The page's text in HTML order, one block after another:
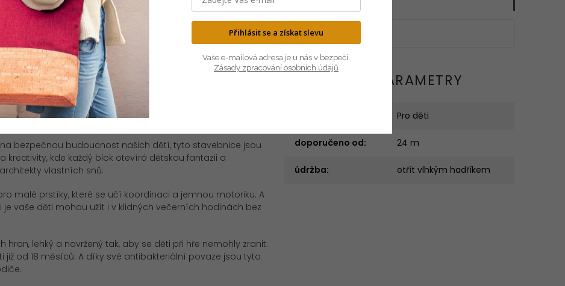
DISKUZE
moderních hraček, který propojuje nekonečnou zábavu s
prostředí.
bezpečnou budoucnost našich dětí, tyto stavebnice jsou
kreativity, kde každý blok otevírá dětskou fantazii a
vlastních snů.
malé prstíky, které se učí koordinaci a jemnou motoriku. A
je vaše děti mohou užít i v klidných večerních hodinách bez
lehký a navržený tak, aby se děti při hře nemohly zranit.
již od 18 měsíců. A díky své antibakteriální povaze jsou tyto
DOPLŇKOVÉ PARAMETRY
Pro děti
doporučeno od: 24 m
údržba: otřít vlhkým hadříkem
Přihlásit se a získat slevu
Vaše e-mailová adresa je u nás v bezpečí.
Zásady zpracování osobních údajů